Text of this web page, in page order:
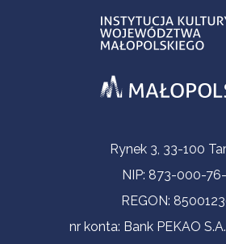
Informacje kontaktowe
Rynek 3, 33-100
NIP: 873-000-
REGON:
nr konta: Bank PEKAO